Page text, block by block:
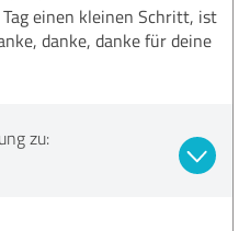
einen kleinen Schritt, ist
danke, danke für deine
zu: